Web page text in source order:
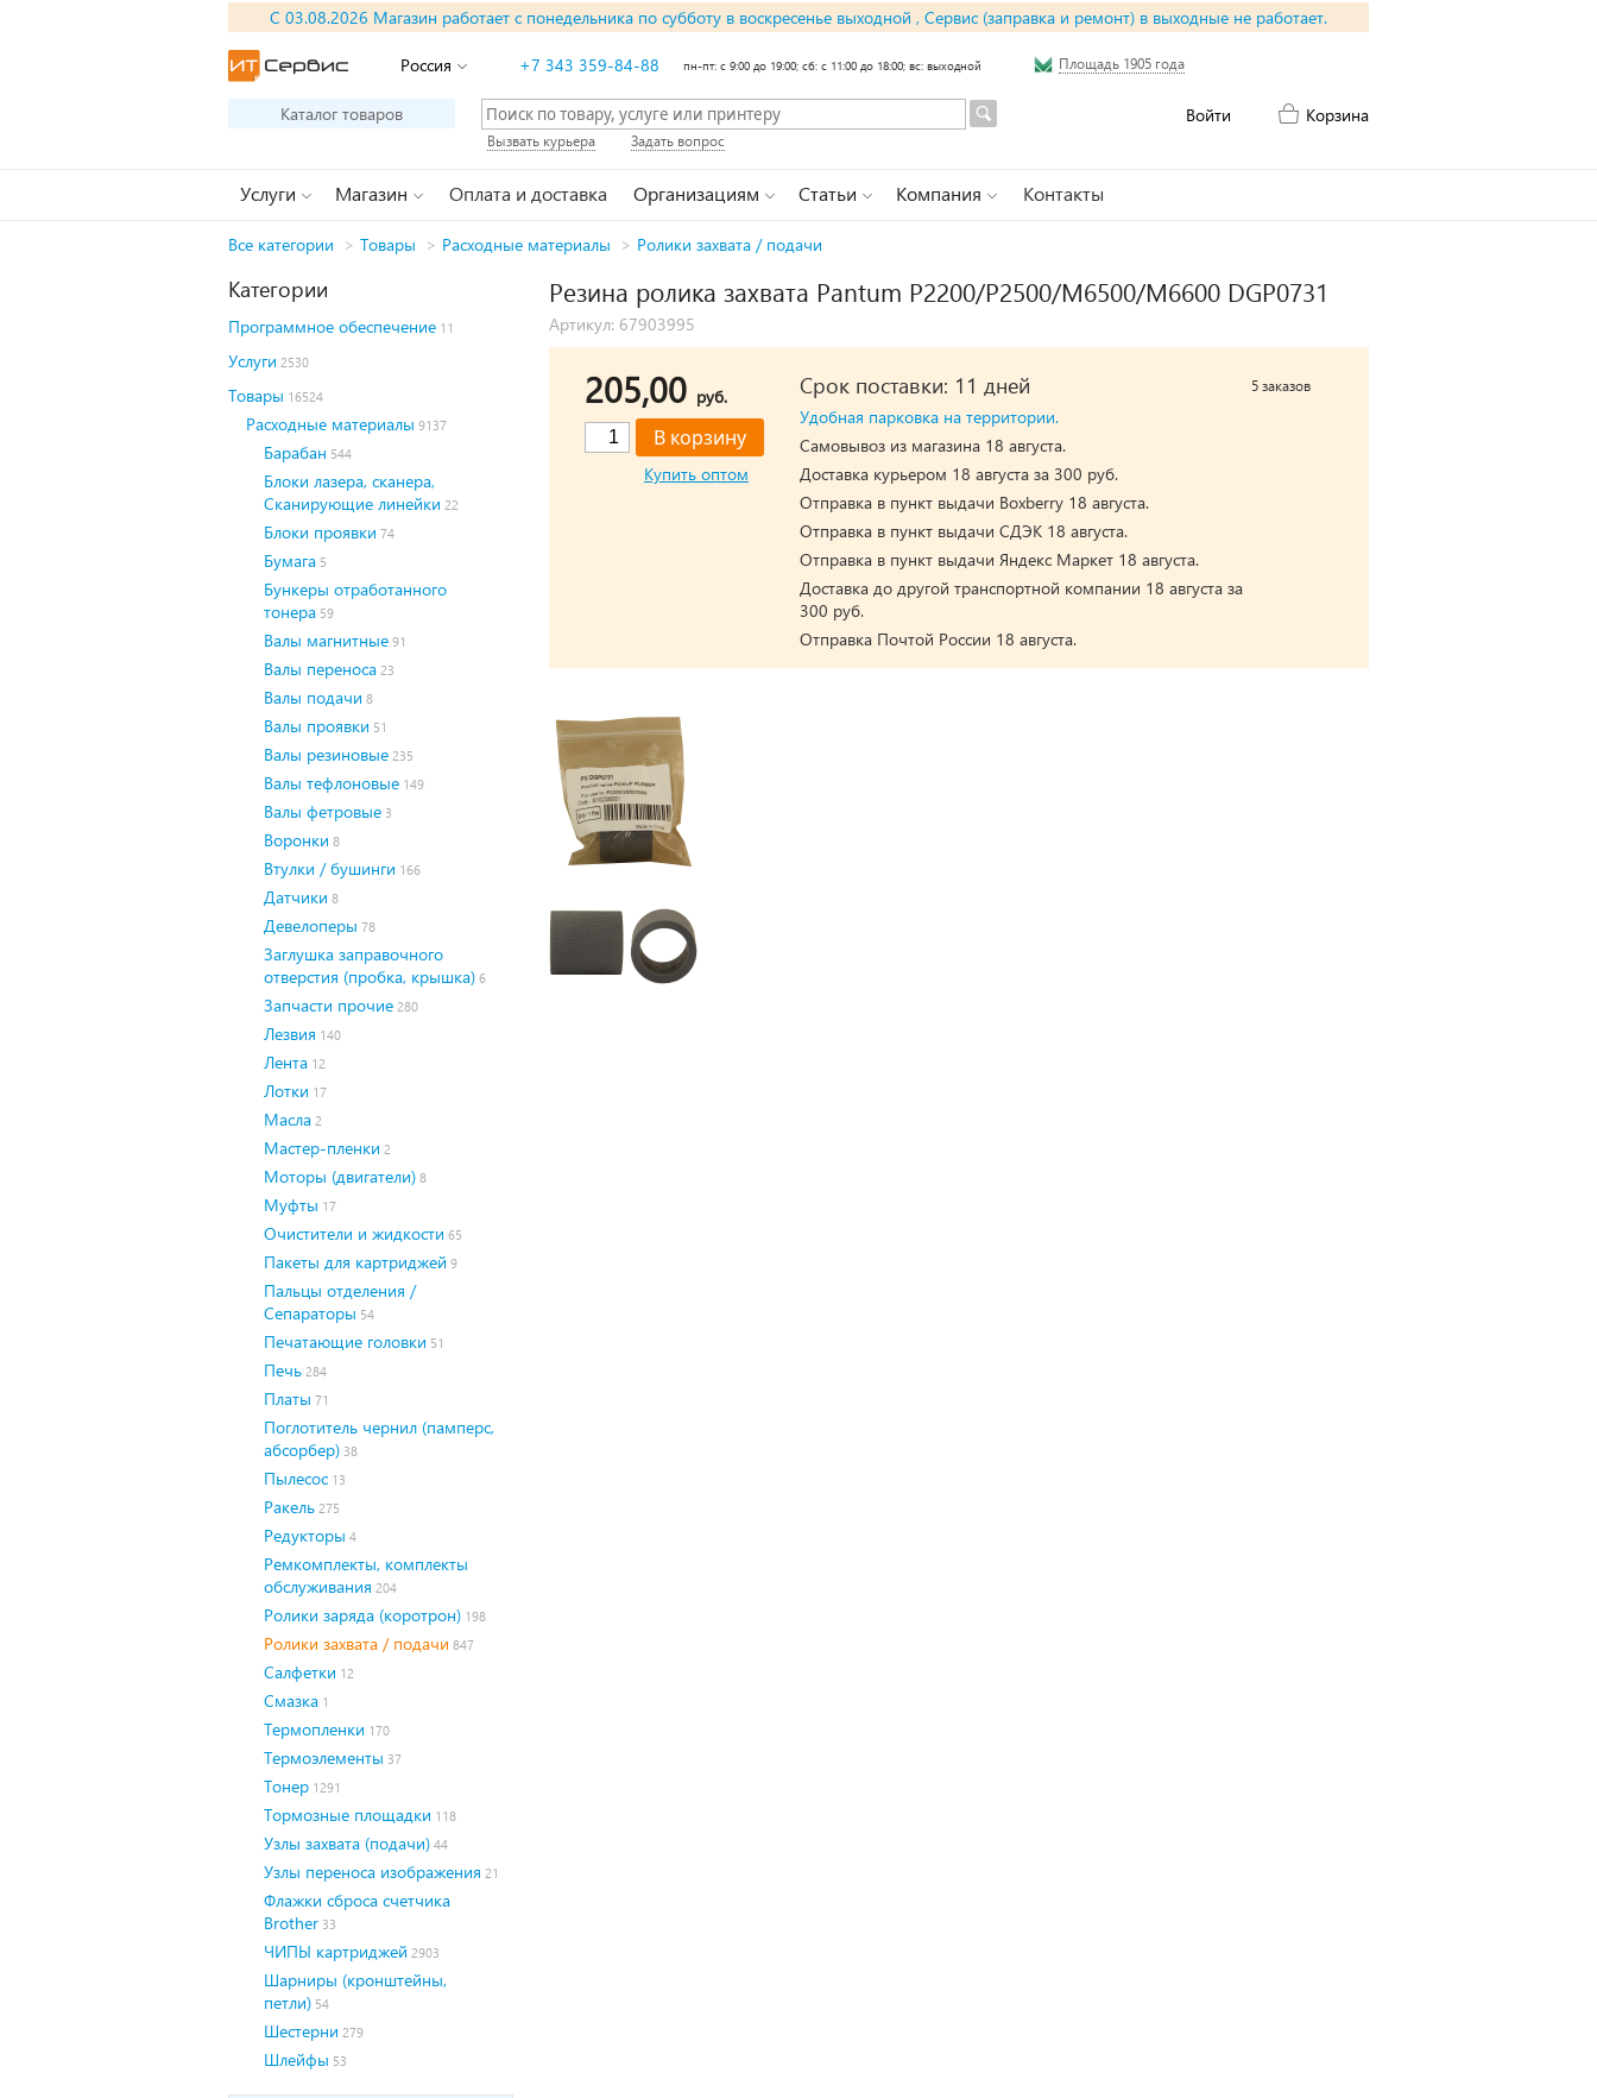
С 03.08.2026 Магазин работает с понедельника по субботу в воскресенье выходной , Сервис (заправка и ремонт) в выходные не работает.
Россия +7 343 359-84-88 пн-пт: с 9:00 до 19:00; сб: с 11:00 до 18:00; вс: выходной Площадь 1905 года
Каталог товаров Войти Корзина
Вызвать курьера Задать вопрос
Услуги Магазин Оплата и доставка Организациям Статьи Компания Контакты
Все категории > Товары > Расходные материалы > Ролики захвата / подачи
Категории
Программное обеспечение 11
Услуги 2530
Товары 16524
Расходные материалы 9137
Барабан 544
Блоки лазера, сканера,
Сканирующие линейки 22
Блоки проявки 74
Бумага 5
Бункеры отработанного
тонера 59
Валы магнитные 91
Валы переноса 23
Валы подачи 8
Валы проявки 51
Валы резиновые 235
Валы тефлоновые 149
Валы фетровые 3
Воронки 8
Втулки / бушинги 166
Датчики 8
Девелоперы 78
Заглушка заправочного
отверстия (пробка, крышка) 6
Запчасти прочие 280
Лезвия 140
Лента 12
Лотки 17
Масла 2
Мастер-пленки 2
Моторы (двигатели) 8
Муфты 17
Очистители и жидкости 65
Пакеты для картриджей 9
Пальцы отделения /
Сепараторы 54
Печатающие головки 51
Печь 284
Платы 71
Поглотитель чернил (памперс,
абсорбер) 38
Пылесос 13
Ракель 275
Редукторы 4
Ремкомплекты, комплекты
обслуживания 204
Ролики заряда (коротрон) 198
Ролики захвата / подачи 847
Салфетки 12
Смазка 1
Термопленки 170
Термоэлементы 37
Тонер 1291
Тормозные площадки 118
Узлы захвата (подачи) 44
Узлы переноса изображения 21
Флажки сброса счетчика
Brother 33
ЧИПЫ картриджей 2903
Шарниры (кронштейны,
петли) 54
Шестерни 279
Шлейфы 53
Резина ролика захвата Pantum P2200/P2500/M6500/M6600 DGP0731
Артикул: 67903995
205,00 руб.
Купить оптом
Срок поставки: 11 дней
Удобная парковка на территории.
Самовывоз из магазина 18 августа.
Доставка курьером 18 августа за 300 руб.
Отправка в пункт выдачи Boxberry 18 августа.
Отправка в пункт выдачи СДЭК 18 августа.
Отправка в пункт выдачи Яндекс Маркет 18 августа.
Доставка до другой транспортной компании 18 августа за
300 руб.
Отправка Почтой России 18 августа.
5 заказов